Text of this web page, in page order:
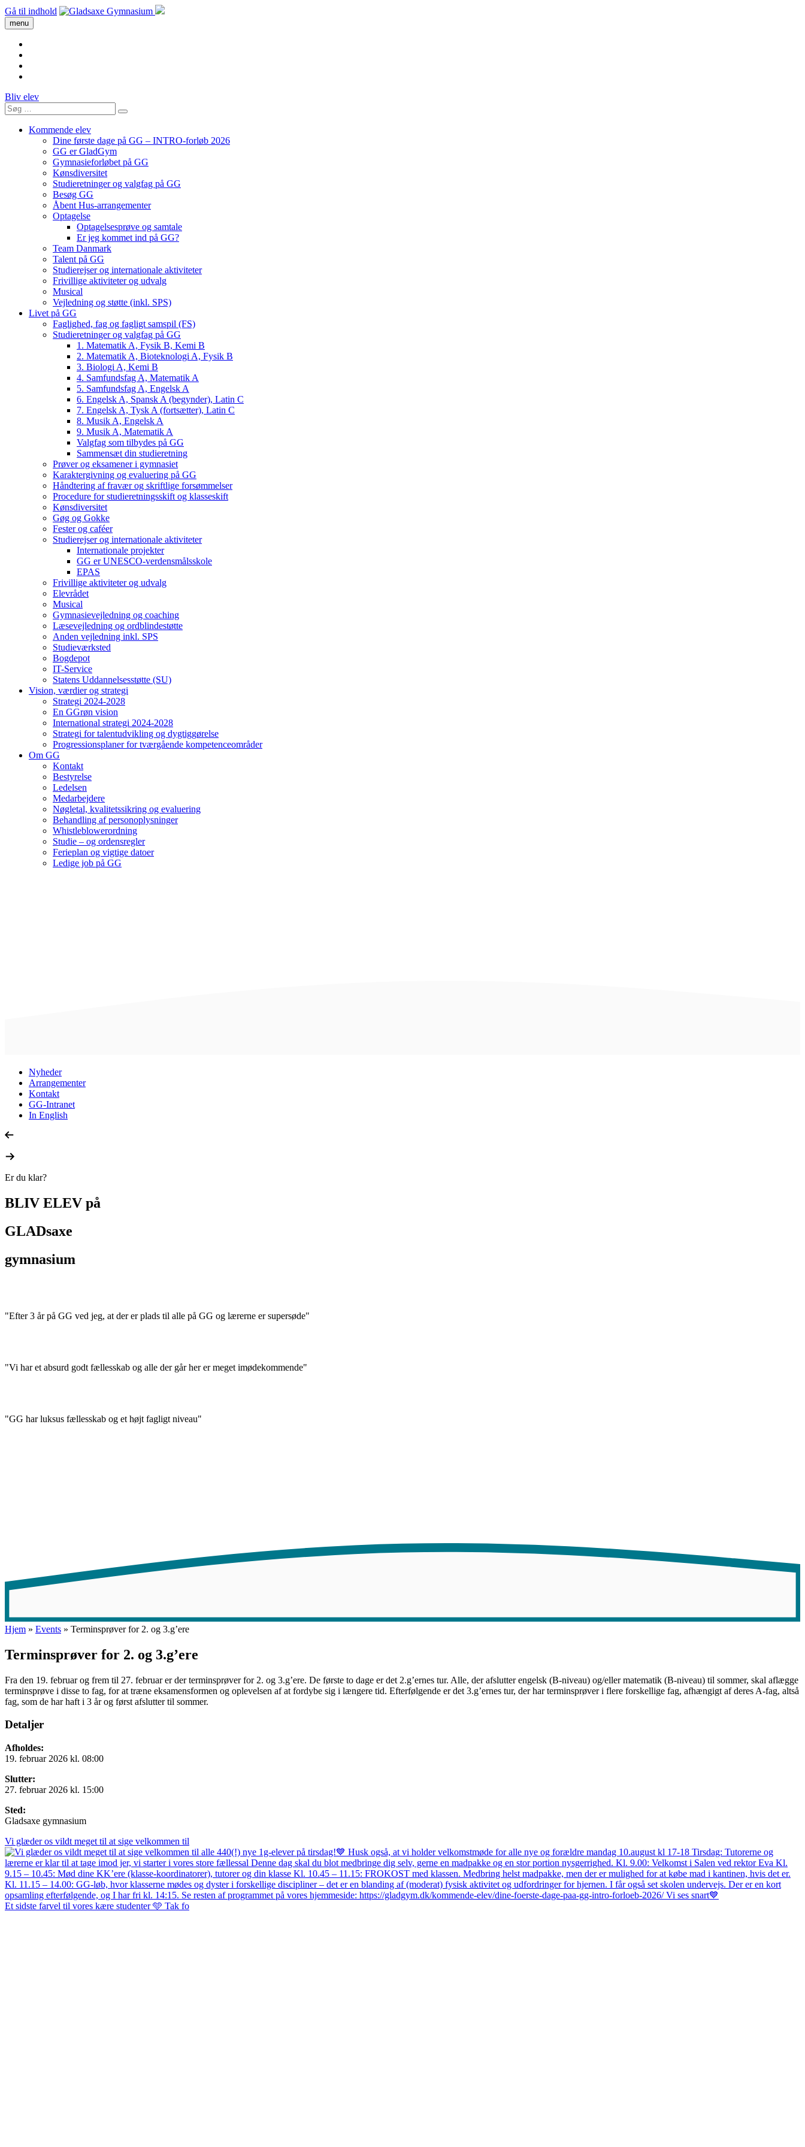
Gå til indhold
menu
Bliv elev
Kommende elev
Dine første dage på GG – INTRO-forløb 2026
GG er GladGym
Gymnasieforløbet på GG
Kønsdiversitet
Studieretninger og valgfag på GG
Besøg GG
Åbent Hus-arrangementer
Optagelse
Optagelsesprøve og samtale
Er jeg kommet ind på GG?
Team Danmark
Talent på GG
Studierejser og internationale aktiviteter
Frivillige aktiviteter og udvalg
Musical
Vejledning og støtte (inkl. SPS)
Livet på GG
Faglighed, fag og fagligt samspil (FS)
Studieretninger og valgfag på GG
1. Matematik A, Fysik B, Kemi B
2. Matematik A, Bioteknologi A, Fysik B
3. Biologi A, Kemi B
4. Samfundsfag A, Matematik A
5. Samfundsfag A, Engelsk A
6. Engelsk A, Spansk A (begynder), Latin C
7. Engelsk A, Tysk A (fortsætter), Latin C
8. Musik A, Engelsk A
9. Musik A, Matematik A
Valgfag som tilbydes på GG
Sammensæt din studieretning
Prøver og eksamener i gymnasiet
Karaktergivning og evaluering på GG
Håndtering af fravær og skriftlige forsømmelser
Procedure for studieretningsskift og klasseskift
Kønsdiversitet
Gøg og Gokke
Fester og caféer
Studierejser og internationale aktiviteter
Internationale projekter
GG er UNESCO-verdensmålsskole
EPAS
Frivillige aktiviteter og udvalg
Elevrådet
Musical
Gymnasievejledning og coaching
Læsevejledning og ordblindestøtte
Anden vejledning inkl. SPS
Studieværksted
Bogdepot
IT-Service
Statens Uddannelsesstøtte (SU)
Vision, værdier og strategi
Strategi 2024-2028
En GGrøn vision
International strategi 2024-2028
Strategi for talentudvikling og dygtiggørelse
Progressionsplaner for tværgående kompetenceområder
Om GG
Kontakt
Bestyrelse
Ledelsen
Medarbejdere
Nøgletal, kvalitetssikring og evaluering
Behandling af personoplysninger
Whistleblowerordning
Studie – og ordensregler
Ferieplan og vigtige datoer
Ledige job på GG
Nyheder
Arrangementer
Kontakt
GG-Intranet
In English
Er du klar?
BLIV ELEV på
GLADsaxe
gymnasium
"Efter 3 år på GG ved jeg, at der er plads til alle på GG og lærerne er supersøde"
"Vi har et absurd godt fællesskab og alle der går her er meget imødekommende"
"GG har luksus fællesskab og et højt fagligt niveau"
Hjem » Events » Terminsprøver for 2. og 3.g’ere
Terminsprøver for 2. og 3.g’ere
Fra den 19. februar og frem til 27. februar er der terminsprøver for 2. og 3.g’ere. De første to dage er det 2.g’ernes tur. Alle, der afslutter engelsk (B-niveau) og/eller matematik (B-niveau) til sommer, skal aflægge
terminsprøve i disse to fag, for at træne eksamensformen og oplevelsen af at fordybe sig i længere tid. Efterfølgende er det 3.g’ernes tur, der har terminsprøver i flere forskellige fag, afhængigt af deres A-fag, altså
fag, som de har haft i 3 år og først afslutter til sommer.
Detaljer
Afholdes:
19. februar 2026 kl. 08:00
Slutter:
27. februar 2026 kl. 15:00
Sted:
Gladsaxe gymnasium
Vi glæder os vildt meget til at sige velkommen til
Et sidste farvel til vores kære studenter 🩵 Tak fo